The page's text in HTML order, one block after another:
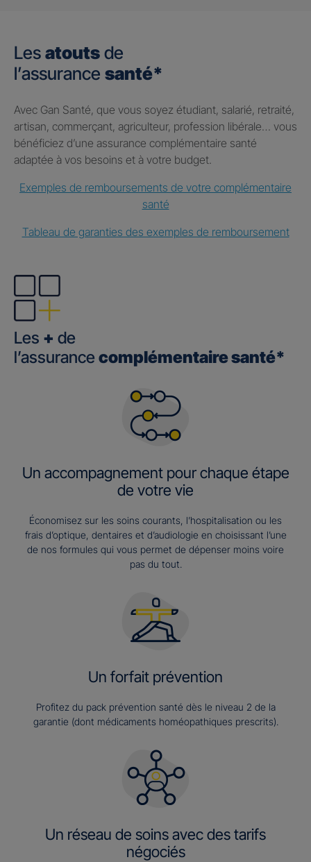
Les atouts de
l’assurance santé*
Avec Gan Santé, que vous soyez étudiant, salarié, retraité,
artisan, commerçant, agriculteur, profession libérale… vous
bénéficiez d’une assurance complémentaire santé
adaptée à vos besoins et à votre budget.
Exemples de remboursements de votre complémentaire
santé
Tableau de garanties des exemples de remboursement
Les + de
l’assurance complémentaire santé*
Un accompagnement pour chaque étape
de votre vie
Économisez sur les soins courants, l’hospitalisation ou les
frais d’optique, dentaires et d’audiologie en choisissant l’une
de nos formules qui vous permet de dépenser moins voire
pas du tout.
Un forfait prévention
Profitez du pack prévention santé dès le niveau 2 de la
garantie (dont médicaments homéopathiques prescrits).
Un réseau de soins avec des tarifs
négociés